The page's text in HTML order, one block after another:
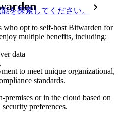
を探索してください。
who opt to self-host Bitwarden for
multiple benefits, including:
data
to meet unique organizational,
standards.
or in the cloud based on
preferences.